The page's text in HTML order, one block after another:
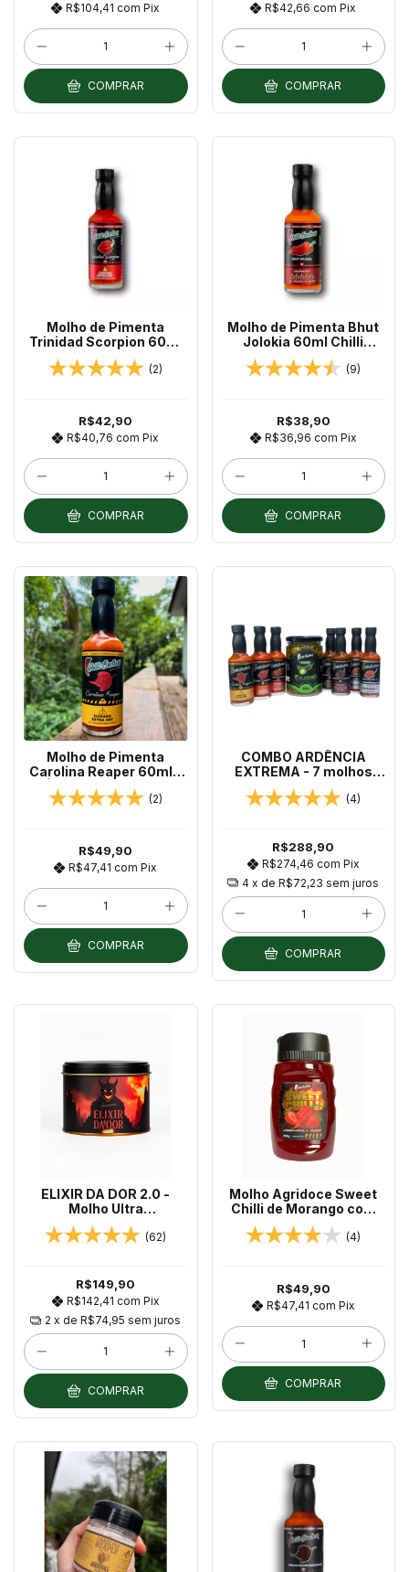
R$104,41com Pix
COMPRAR
R$42,66com Pix
COMPRAR
Molho de Pimenta
Trinidad Scorpion 60ml
Chilli Brothers
(2)
R$42,90
R$40,76com Pix
COMPRAR
Molho de Pimenta Bhut
Jolokia 60ml Chilli
Brothers
(9)
R$38,90
R$36,96 com Pix
COMPRAR
Molho de Pimenta
Carolina Reaper 60ml -
RÓTULO OLD SCHOOL
2018
(2)
R$49,90
R$47,41com Pix
COMPRAR
COMBO ARDÊNCIA
EXTREMA - 7 molhos
60ml + Picles de
Jalapeño + BRINDE!
(4)
R$288,90
R$274,46 com Pix
4 x deR$72,23 sem juros
COMPRAR
ELIXIR DA DOR 2.0 -
Molho Ultra
Concentrado de
Carolina Reaper
(62)
R$149,90
R$142,41 com Pix
2 x deR$74,95 sem juros
COMPRAR
Molho Agridoce Sweet
Chilli de Morango com
Carolina Reaper 250g -
Chilli Brothers(4)
R$49,90
R$47,41 com Pix
COMPRAR